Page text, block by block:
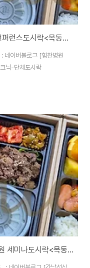
[힘찬병원 단체도시락]힘찬병원 아침 컨퍼런스도시락<목동도시락/단체도시락/도시락케이터링:원스피크닉>
네이버블로그 [힘찬병원
닉-단체도시락
[강남성심병원 단체도시락]강남성심병원 세미나도시락<목동도시락/단체도시락/도시락케이터링:원스피크닉>